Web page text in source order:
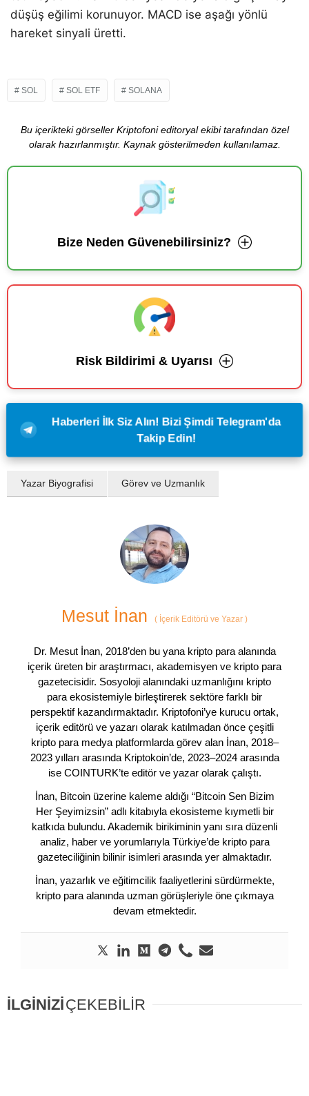
düşüş eğilimi korunuyor. MACD ise aşağı yönlü
hareket sinyali üretti.
SOL SOL ETF SOLANA
Bu içerikteki görseller Kriptofoni editoryal ekibi tarafından özel
olarak hazırlanmıştır. Kaynak gösterilmeden kullanılamaz.
Bize Neden Güvenebilirsiniz?
Risk Bildirimi & Uyarısı
Haberleri İlk Siz Alın! Bizi Şimdi Telegram'da
Takip Edin!
Yazar Biyografisi Görev ve Uzmanlık
Mesut İnan ( İçerik Editörü ve Yazar )
Dr. Mesut İnan, 2018’den bu yana kripto para alanında
içerik üreten bir araştırmacı, akademisyen ve kripto para
gazetecisidir. Sosyoloji alanındaki uzmanlığını kripto
para ekosistemiyle birleştirerek sektöre farklı bir
perspektif kazandırmaktadır. Kriptofoni’ye kurucu ortak,
içerik editörü ve yazarı olarak katılmadan önce çeşitli
kripto para medya platformlarda görev alan İnan, 2018–
2023 yılları arasında Kriptokoin’de, 2023–2024 arasında
ise COINTURK’te editör ve yazar olarak çalıştı.
İnan, Bitcoin üzerine kaleme aldığı “Bitcoin Sen Bizim
Her Şeyimizsin” adlı kitabıyla ekosisteme kıymetli bir
katkıda bulundu. Akademik birikiminin yanı sıra düzenli
analiz, haber ve yorumlarıyla Türkiye’de kripto para
gazeteciliğinin bilinir isimleri arasında yer almaktadır.
İnan, yazarlık ve eğitimcilik faaliyetlerini sürdürmekte,
kripto para alanında uzman görüşleriyle öne çıkmaya
devam etmektedir.
İLGİNİZİÇEKEBİLİR